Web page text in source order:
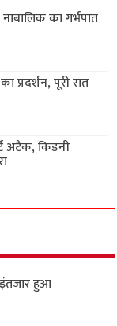
का गर्भपात
प्रदर्शन, पूरी रात
अटैक, किडनी
हुआ